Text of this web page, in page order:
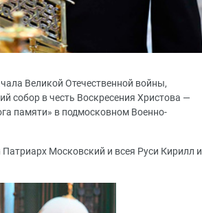
Великой Отечественной войны,
собор в честь Воскресения Христова —
памяти» в подмосковном Военно-
Московский и всея Руси Кирилл и